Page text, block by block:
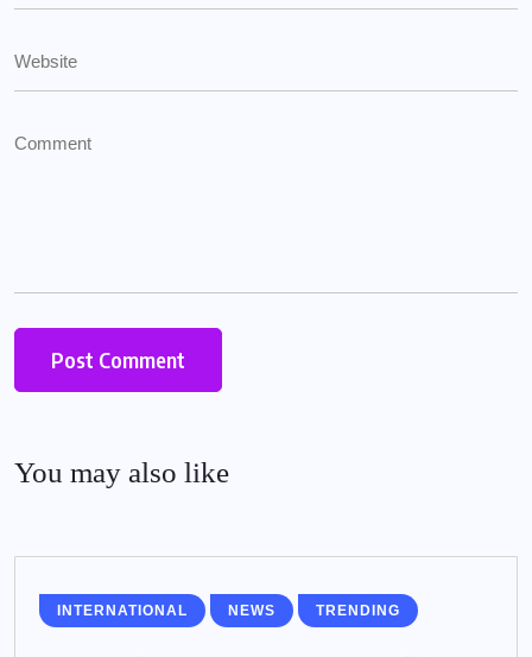
You may also like
INTERNATIONAL NEWS TRENDING